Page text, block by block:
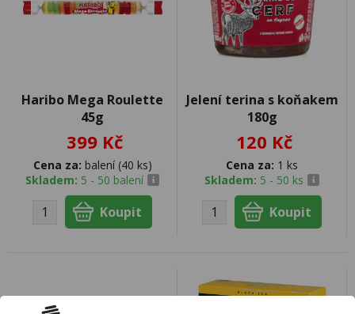
Haribo Mega Roulette
45g
399 Kč
Cena za: balení (40 ks)
Skladem: 5 - 50 balení
Jelení terina s koňakem
180g
120 Kč
Cena za: 1 ks
Skladem: 5 - 50 ks